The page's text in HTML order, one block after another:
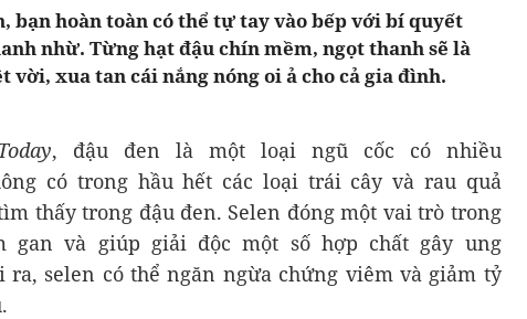
bạn hoàn toàn có thể tự tay vào bếp với bí quyết
nhừ. Từng hạt đậu chín mềm, ngọt thanh sẽ là
xua tan cái nắng nóng oi ả cho cả gia đình.
, đậu đen là một loại ngũ cốc có nhiều
có trong hầu hết các loại trái cây và rau quả
thấy trong đậu đen. Selen đóng một vai trò trong
gan và giúp giải độc một số hợp chất gây ung
ra, selen có thể ngăn ngừa chứng viêm và giảm tỷ